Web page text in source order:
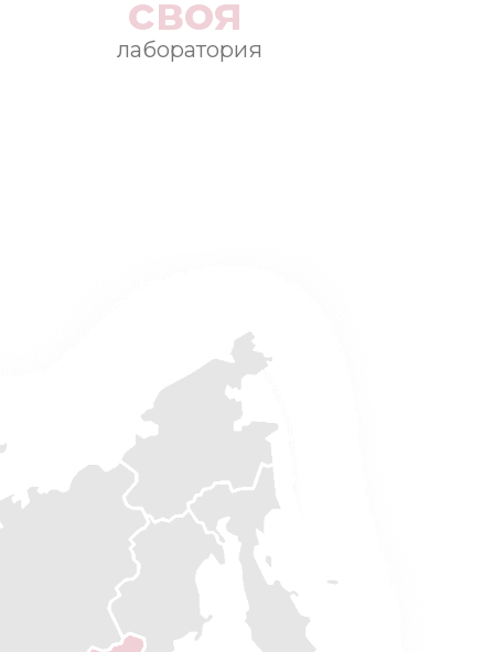
своя
лаборатория